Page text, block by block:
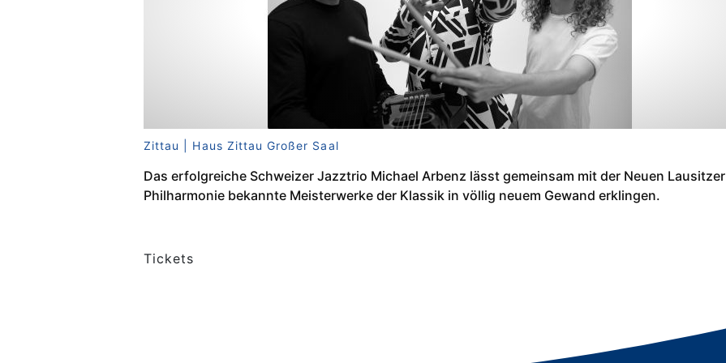
Zittau | Haus Zittau Großer Saal
Das erfolgreiche Schweizer Jazztrio Michael Arbenz lässt gemeinsam mit der Neuen Lausitzer
Philharmonie bekannte Meisterwerke der Klassik in völlig neuem Gewand erklingen.
Tickets